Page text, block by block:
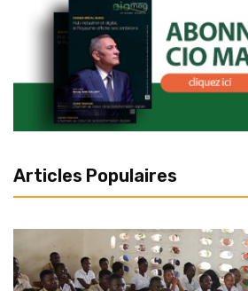
Articles Populaires